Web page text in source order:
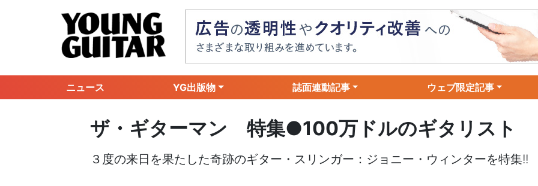
ニュース YG出版物 誌面連動記事 ウェブ限定記事
ザ・ギターマン 特集●100万ドルのギタリスト
３度の来日を果たした奇跡のギター・スリンガー：ジョニー・ウィンターを特集!!